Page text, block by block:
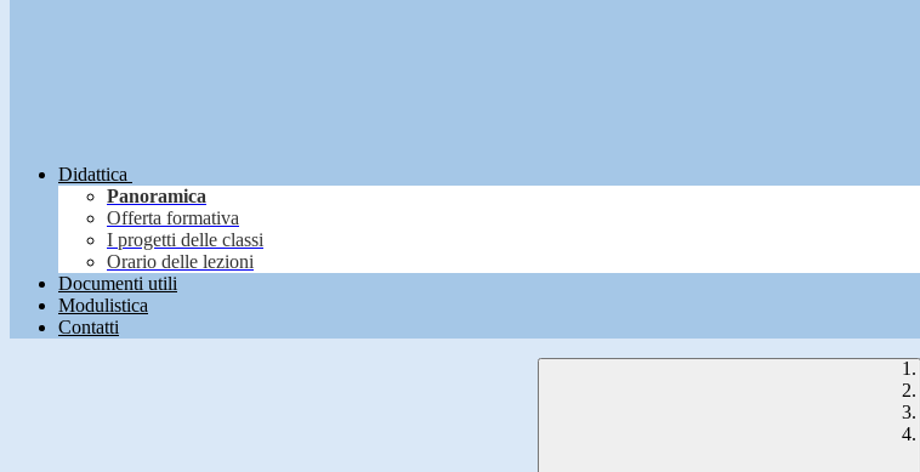
Didattica
Panoramica
Offerta formativa
I progetti delle classi
Orario delle lezioni
Documenti utili
Modulistica
Contatti